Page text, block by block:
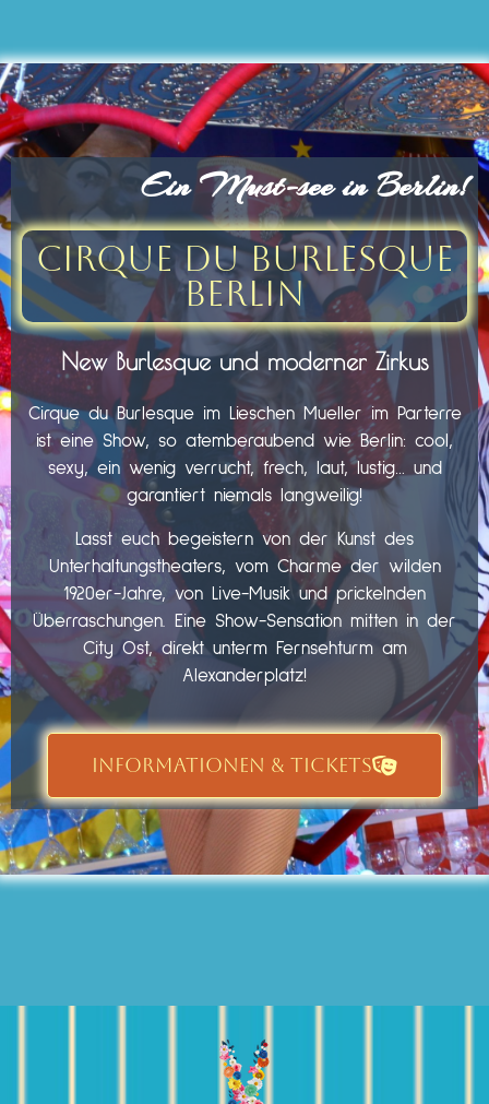
Ein Must-see in Berlin!
Cirque du Burlesque
Berlin
New Burlesque und moderner Zirkus
Cirque du Burlesque im Lieschen Mueller im Parterre
ist eine Show, so atemberaubend wie Berlin: cool,
sexy, ein wenig verrucht, frech, laut, lustig… und
garantiert niemals langweilig!
Lasst euch begeistern von der Kunst des
Unterhaltungstheaters, vom Charme der wilden
1920er-Jahre, von Live-Musik und prickelnden
Überraschungen. Eine Show-Sensation mitten in der
City Ost, direkt unterm Fernsehturm am
Alexanderplatz!
INFORMATIONEN & TICKETS